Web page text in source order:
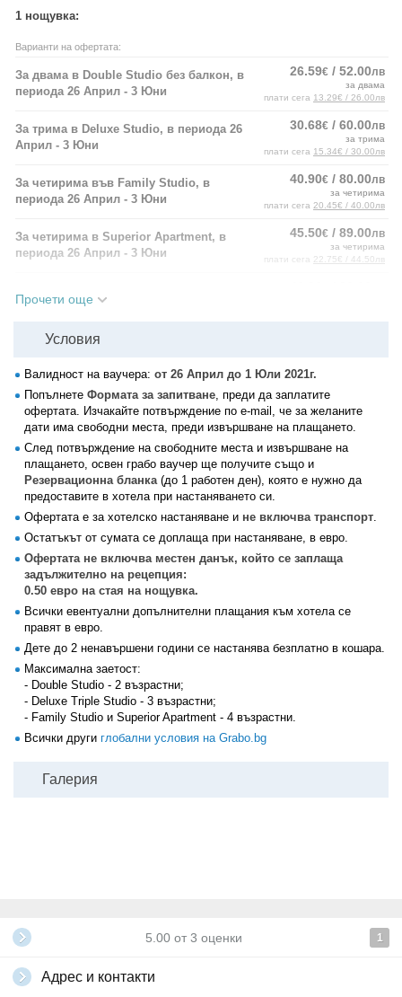
1 нощувка:
Варианти на офертата:
За двама в Double Studio без балкон, в
периода 26 Април - 3 Юни
26.59€ / 52.00лв
за двама
плати сега 13.29€ / 26.00лв
За трима в Deluxe Studio, в периода 26
Април - 3 Юни
30.68€ / 60.00лв
за трима
плати сега 15.34€ / 30.00лв
За четирима във Family Studio, в
периода 26 Април - 3 Юни
40.90€ / 80.00лв
за четирима
плати сега 20.45€ / 40.00лв
За четирима в Superior Apartment, в
периода 26 Април - 3 Юни
45.50€ / 89.00лв
за четирима
плати сега
22.75€ / 44.50лв
периода 4 Юни - 1 Юли
За трима в Deluxe Studio, в периода 4
За четирима във Family Studio, в
периода 4 Юни - 1 Юли
50.87€/ 99.50
за четирима
За четирима в Superior Apartment, в
периода 4 Юни - 1 Юли
55.99€/ 109.50
Прочети още
Условия
Валидност на ваучера: от 26 Април до 1 Юли 2021г.
Попълнете Формата за запитване, преди да заплатите
офертата. Изчакайте потвърждение по e-mail, че за желаните
дати има свободни места, преди извършване на плащането.
След потвърждение на свободните места и извършване на
плащането, освен грабо ваучер ще получите също и
Резервационна бланка(до 1 работен ден), която е нужно да
предоставите в хотела при настаняването си.
Офертата е за хотелско настаняване и не включва транспорт.
Остатъкът от сумата се доплаща при настаняване, в евро.
Офертата не включва местен данък, който се заплаща
задължително на рецепция:
0.50 евро на стая на нощувка.
Всички евентуални допълнителни плащания към хотела се
правят в евро.
Дете до 2 ненавършени години се настанява безплатно в кошара.
Максимална заетост:
- Double Studio - 2 възрастни;
- Deluxe Triple Studio - 3 възрастни;
- Family Studio и Superior Apartment - 4 възрастни.
Всички други глобални условия на Grabo.bg
Галерия
5.00 от 3 оценки 1
Адрес и контакти